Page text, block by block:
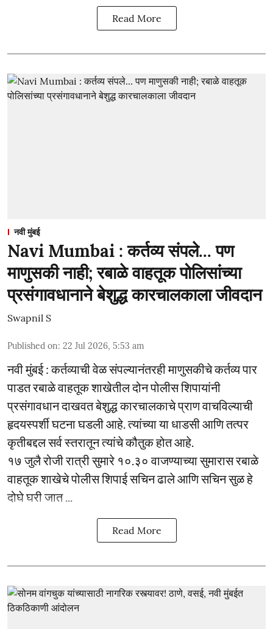
Read More
नवी मुंबई
Navi Mumbai : कर्तव्य संपले... पण
माणुसकी नाही; रबाळे वाहतूक पोलिसांच्या
प्रसंगावधानाने बेशुद्ध कारचालकाला जीवदान
Swapnil S
Published on: 22 Jul 2026, 5:53 am
नवी मुंबई : कर्तव्याची वेळ संपल्यानंतरही माणुसकीचे कर्तव्य पार
पाडत रबाळे वाहतूक शाखेतील दोन पोलीस शिपायांनी
प्रसंगावधान दाखवत बेशुद्ध कारचालकाचे प्राण वाचविल्याची
हृदयस्पर्शी घटना घडली आहे. त्यांच्या या धाडसी आणि तत्पर
कृतीबद्दल सर्व स्तरातून त्यांचे कौतुक होत आहे.
१७ जुलै रोजी रात्री सुमारे १०.३० वाजण्याच्या सुमारास रबाळे
वाहतूक शाखेचे पोलीस शिपाई सचिन ढाले आणि सचिन सुळ हे
दोघे घरी जात ...
Read More